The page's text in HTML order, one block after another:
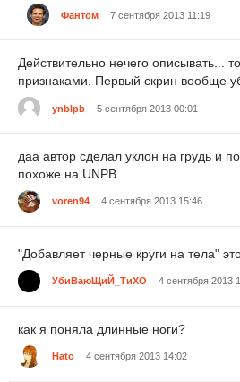
Фантом 7 сентября 2013 11:19
Действительно нечего описывать...
признаками. Первый скрин вообще
ynblpb 5 сентября 2013 00:01
даа автор сделал уклон на грудь и
похоже на UNPB
voren94 4 сентября 2013 15:46
"Добавляет черные круги на тела"
УбиВаюЩиЙ_ТиХО 4 сентября 2013
как я поняла длинные ноги?
Hato 4 сентября 2013 14:02